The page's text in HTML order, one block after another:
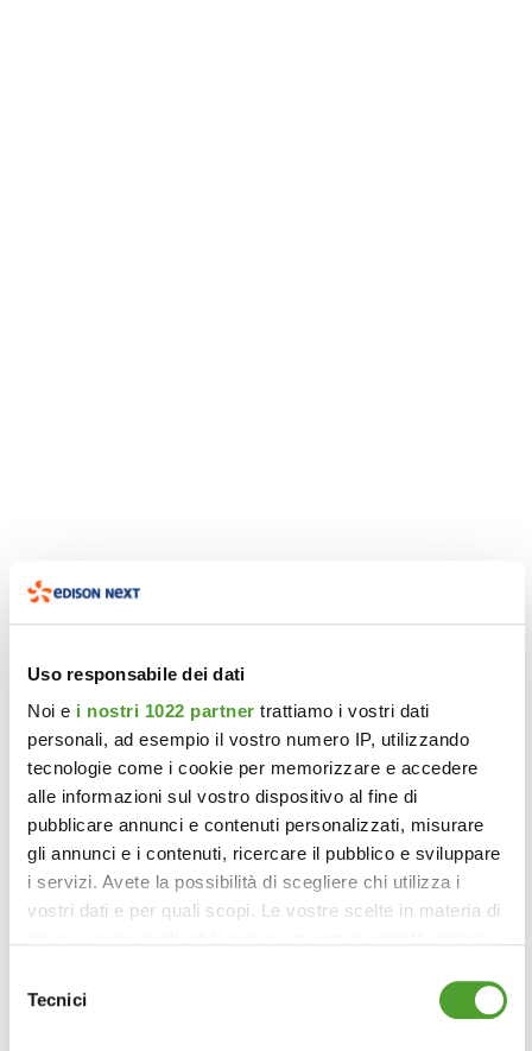
Uso responsabile dei dati
Noi e i nostri 1022 partner trattiamo i vostri dati
personali, ad esempio il vostro numero IP, utilizzando
tecnologie come i cookie per memorizzare e accedere
alle informazioni sul vostro dispositivo al fine di
pubblicare annunci e contenuti personalizzati, misurare
gli annunci e i contenuti, ricercare il pubblico e sviluppare
i servizi. Avete la possibilità di scegliere chi utilizza i
vostri dati e per quali scopi. Le vostre scelte in materia di
modificare o revocare il proprio consenso in qualsiasi
momento dalla Dichiarazione sui cookie o facendo clic
delTecnici